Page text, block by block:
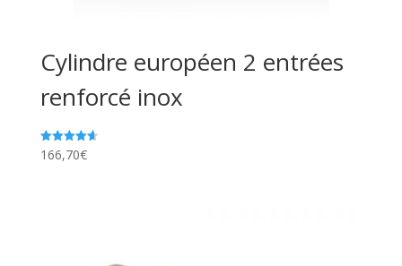
Cylindre européen 2 entrées
renforcé inox
Note
4.67
166,70€